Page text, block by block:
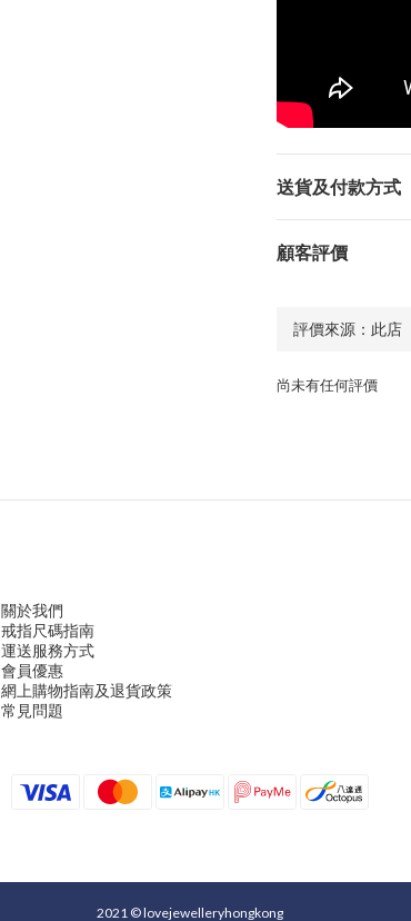
送貨及付款方式
顧客評價
尚未有任何評價
關於我們
戒指尺碼指南
運送服務方式
會員優惠
網上購物指南及退貨政策
常見問題
2021 © lovejewelleryhongkong